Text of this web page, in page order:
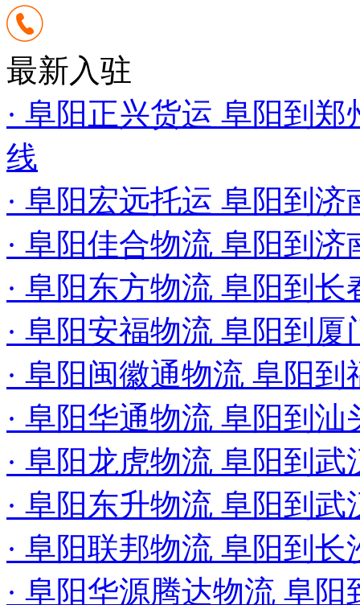
最新入驻
· 阜阳正兴货运 阜阳到
线
· 阜阳宏远托运 阜阳到济
· 阜阳佳合物流 阜阳到
· 阜阳东方物流 阜阳到
· 阜阳安福物流 阜阳到厦
· 阜阳闽徽通物流 阜阳
· 阜阳华通物流 阜阳到
· 阜阳龙虎物流 阜阳到武
· 阜阳东升物流 阜阳到武
· 阜阳联邦物流 阜阳到
· 阜阳华源腾达物流 阜